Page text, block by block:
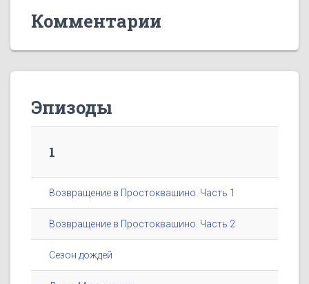
Комментарии
Эпизоды
1
Возвращение в Простоквашино. Часть 1
Возвращение в Простоквашино. Часть 2
Сезон дождей